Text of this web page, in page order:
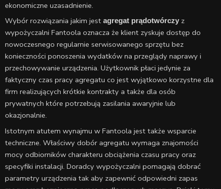
ekonomiczne uzasadnienie.
Wybór rozwiązania jakim jest agregat prądotwórczy z
wypożyczalni Fantoola oznacza że klient zyskuje dostęp do
nowoczesnego regularnie serwisowanego sprzętu bez
konieczności ponoszenia wydatków na przeglądy naprawy i
przechowywanie urządzenia. Użytkownik płaci jedynie za
faktyczny czas pracy agregatu co jest wyjątkowo korzystne dla
firm realizujących krótkie kontrakty a także dla osób
prywatnych które potrzebują zasilania awaryjnie lub
okazjonalnie.
Istotnym atutem wynajmu w Fantoola jest także wsparcie
techniczne. Właściwy dobór agregatu wymaga znajomości
mocy odbiorników charakteru obciążenia czasu pracy oraz
specyfiki instalacji. Doradcy wypożyczalni pomagają dobrać
parametry urządzenia tak aby zapewnić odpowiedni zapas